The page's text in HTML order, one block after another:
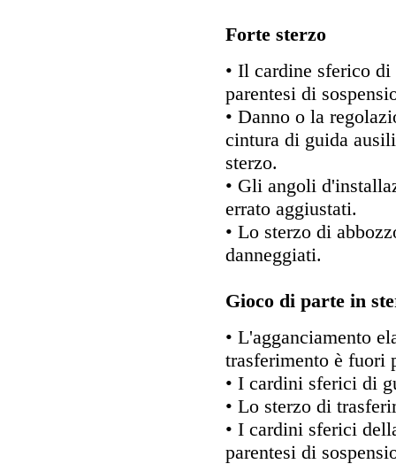
Forte sterzo
• Il cardine sferico
parentesi di
• Danno o la
cintura di guida
sterzo.
• Gli angoli
errato aggiustati.
• Lo sterzo di
danneggiati.
Gioco di parte in
• L'agganciamento
trasferimento è fuori
• I cardini sferici di
• Lo sterzo di
• I cardini sferici
parentesi di